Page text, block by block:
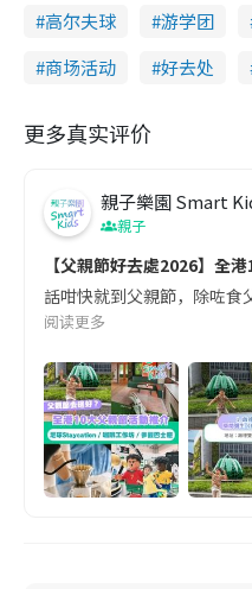
高尔夫球
游学团
商场活动
好去处
更多真实评价
親子樂園 Smart
親子
【父親節好去處2026】全
話咁快就到父親節，除咗
阅读更多